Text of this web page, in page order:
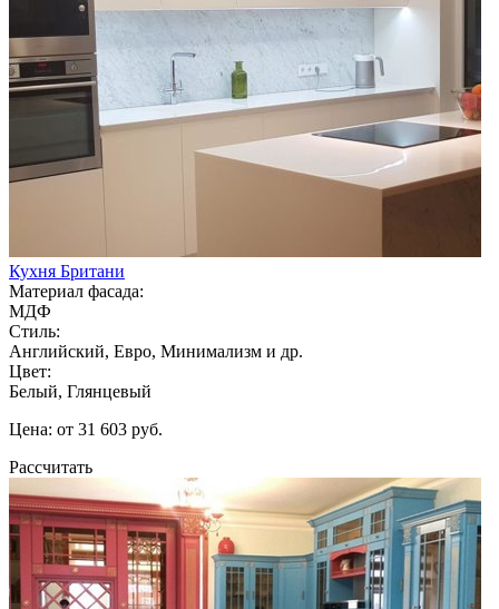
Кухня Британи
Материал фасада:
МДФ
Стиль:
Английский, Евро, Минимализм и др.
Цвет:
Белый, Глянцевый
Цена: от 31 603 руб.
Рассчитать